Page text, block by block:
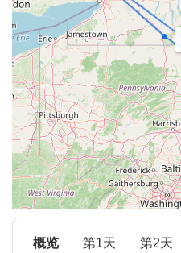
概览 第1天 第2天